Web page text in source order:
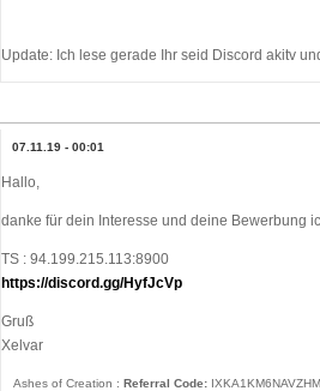
Update: Ich lese gerade Ihr seid Discord akitv
07.11.19 - 00:01
Hallo,
danke für dein Interesse und deine Bewerbung
TS : 94.199.215.113:8900
https://discord.gg/HyfJcVp
Gruß
Xelvar
Ashes of Creation : Referral Code: